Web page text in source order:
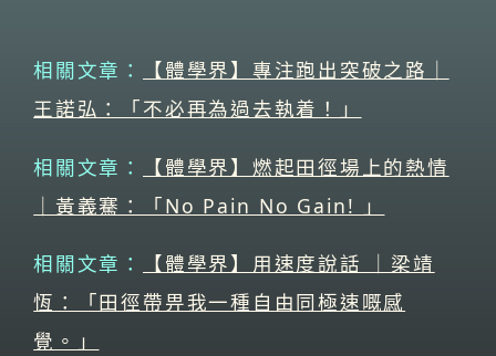
相關文章：
【體學界】專注跑出突破之路｜
王諾弘：「不必再為過去執着！」
相關文章：
【體學界】燃起田徑場上的熱情
｜黃義騫：「No Pain No Gain! 」
相關文章：
【體學界】用速度說話 ｜梁靖
恆：「田徑帶畀我一種自由同極速嘅感
覺。」